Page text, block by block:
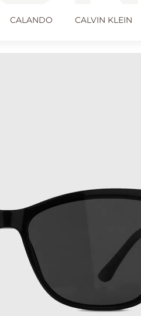
CALANDO CALVIN KLEIN